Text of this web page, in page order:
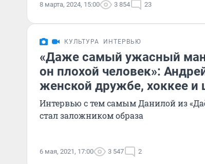
8 марта, 2024, 15:00 3 854 23
КУЛЬТУРА ИНТЕРВЬЮ
«Даже самый ужасный
он плохой человек»:
женской дружбе, хоккее и
Интервью с тем самым Данилой из
стал заложником образа
6 мая, 2021, 17:00 3 547 2